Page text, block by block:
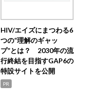
HIV/エイズにまつわる6
つの“理解のギャッ
プ”とは？ 2030年の流
行終結を目指すGAP6の
特設サイトを公開
PR